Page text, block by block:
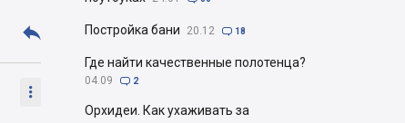


Постройка бани 20.12  18
Где найти качественные полотенца?
04.09  2
Орхидеи. Как ухаживать за